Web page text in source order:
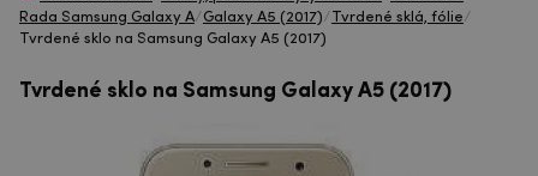
Rada Samsung Galaxy A/Galaxy A5 (2017)/Tvrdené sklá, fólie/
Tvrdené sklo na Samsung Galaxy A5 (2017)
Tvrdené sklo na Samsung Galaxy A5 (2017)